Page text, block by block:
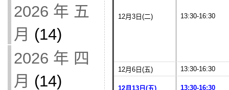
2026 年 五
月 (14)
2026 年 四
月 (14)
12月3日(二) 13:30-16:30
12月6日(五) 13:30-16:30
12月13日(五) 13:30-16:30